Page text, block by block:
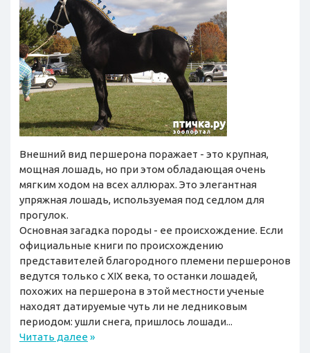
Внешний вид першерона поражает - это крупная,
мощная лошадь, но при этом обладающая очень
мягким ходом на всех аллюрах. Это элегантная
упряжная лошадь, используемая под седлом для
прогулок.
Основная загадка породы - ее происхождение. Если
официальные книги по происхождению
представителей благородного племени першеронов
ведутся только с XIX века, то останки лошадей,
похожих на першерона в этой местности ученые
находят датируемые чуть ли не ледниковым
периодом: ушли снега, пришлось лошади...
Читать далее»